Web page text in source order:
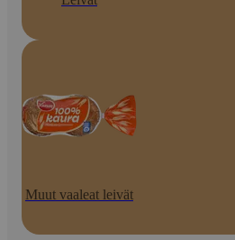
Muut vaaleat leivät